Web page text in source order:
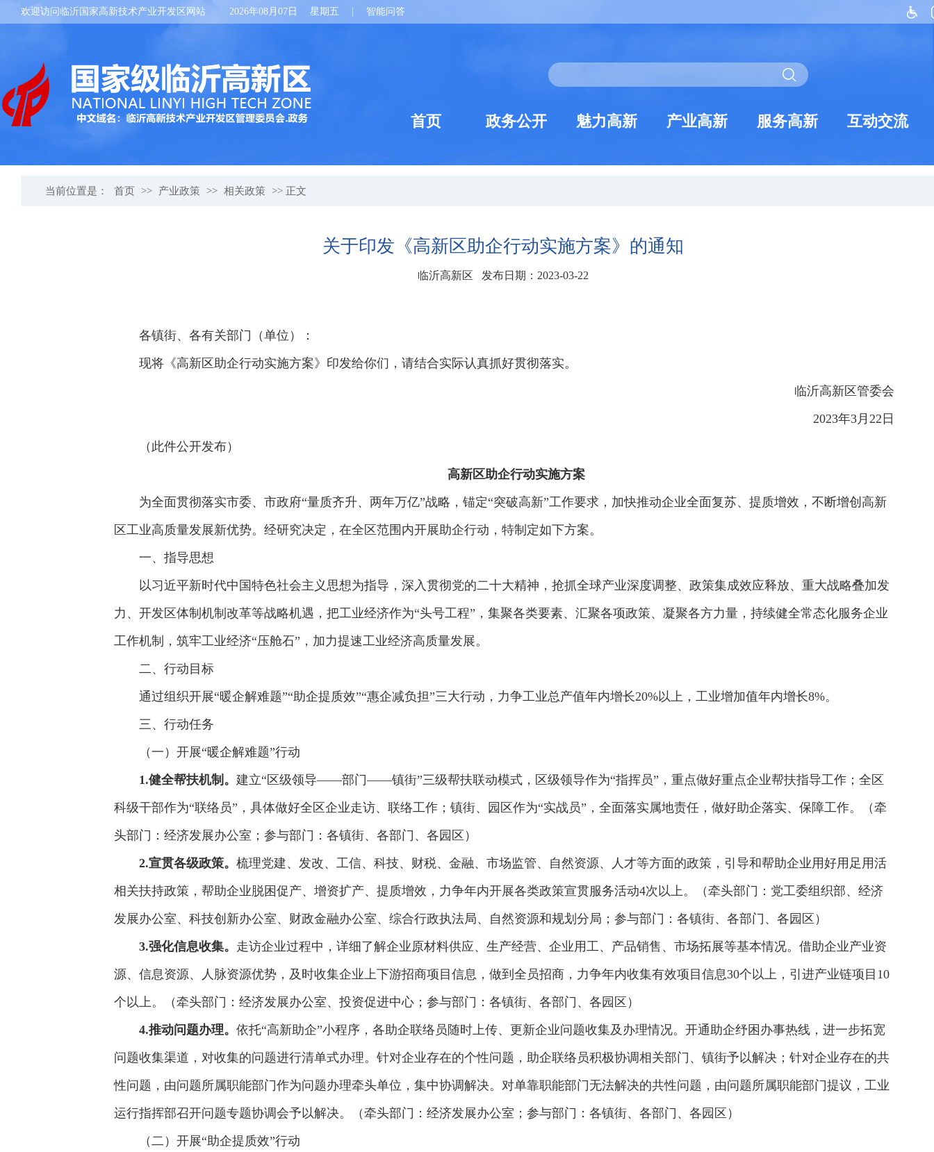
欢迎访问临沂国家高新技术产业开发区网站 2026年08月07日 星期五 智能问答
首页 政务公开 魅力高新 产业高新 服务高新 互动交流
当前位置是： 首页 >> 产业政策 >> 相关政策 >> 正文
关于印发《高新区助企行动实施方案》的通知
临沂高新区 发布日期：2023-03-22
各镇街、各有关部门（单位）：
现将《高新区助企行动实施方案》印发给你们，请结合实际认真抓好贯彻落实。
临沂高新区管委会
2023年3月22日
（此件公开发布）
高新区助企行动实施方案
为全面贯彻落实市委、市政府“量质齐升、两年万亿”战略，锚定“突破高新”工作要求，加快推动企业全面复苏、提质增效，不断增创高新
区工业高质量发展新优势。经研究决定，在全区范围内开展助企行动，特制定如下方案。
一、指导思想
以习近平新时代中国特色社会主义思想为指导，深入贯彻党的二十大精神，抢抓全球产业深度调整、政策集成效应释放、重大战略叠加发
力、开发区体制机制改革等战略机遇，把工业经济作为“头号工程”，集聚各类要素、汇聚各项政策、凝聚各方力量，持续健全常态化服务企业
工作机制，筑牢工业经济“压舱石”，加力提速工业经济高质量发展。
二、行动目标
通过组织开展“暖企解难题”“助企提质效”“惠企减负担”三大行动，力争工业总产值年内增长20%以上，工业增加值年内增长8%。
三、行动任务
（一）开展“暖企解难题”行动
1.健全帮扶机制。 建立“区级领导——部门——镇街”三级帮扶联动模式，区级领导作为“指挥员”，重点做好重点企业帮扶指导工作；全区
科级干部作为“联络员”，具体做好全区企业走访、联络工作；镇街、园区作为“实战员”，全面落实属地责任，做好助企落实、保障工作。（牵
头部门：经济发展办公室；参与部门：各镇街、各部门、各园区）
2.宣贯各级政策。 梳理党建、发改、工信、科技、财税、金融、市场监管、自然资源、人才等方面的政策，引导和帮助企业用好用足用活
相关扶持政策，帮助企业脱困促产、增资扩产、提质增效，力争年内开展各类政策宣贯服务活动4次以上。（牵头部门：党工委组织部、经济
发展办公室、科技创新办公室、财政金融办公室、综合行政执法局、自然资源和规划分局；参与部门：各镇街、各部门、各园区）
3.强化信息收集。 走访企业过程中，详细了解企业原材料供应、生产经营、企业用工、产品销售、市场拓展等基本情况。借助企业产业资
源、信息资源、人脉资源优势，及时收集企业上下游招商项目信息，做到全员招商，力争年内收集有效项目信息30个以上，引进产业链项目10
个以上。（牵头部门：经济发展办公室、投资促进中心；参与部门：各镇街、各部门、各园区）
4.推动问题办理。 依托“高新助企”小程序，各助企联络员随时上传、更新企业问题收集及办理情况。开通助企纾困办事热线，进一步拓宽
问题收集渠道，对收集的问题进行清单式办理。针对企业存在的个性问题，助企联络员积极协调相关部门、镇街予以解决；针对企业存在的共
性问题，由问题所属职能部门作为问题办理牵头单位，集中协调解决。对单靠职能部门无法解决的共性问题，由问题所属职能部门提议，工业
运行指挥部召开问题专题协调会予以解决。（牵头部门：经济发展办公室；参与部门：各镇街、各部门、各园区）
（二）开展“助企提质效”行动